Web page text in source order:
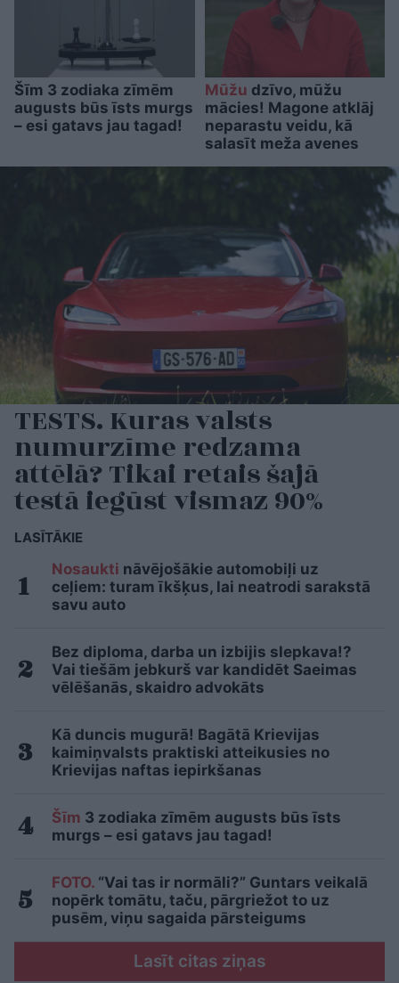
Šīm 3 zodiaka zīmēm
augusts būs īsts murgs
– esi gatavs jau tagad!
Mūžu dzīvo, mūžu
mācies! Magone atklāj
neparastu veidu, kā
salasīt meža avenes
TESTS. Kuras valsts
numurzīme redzama
attēlā? Tikai retais šajā
testā iegūst vismaz 90%
LASĪTĀKIE
Nosaukti nāvējošākie automobiļi uz
ceļiem: turam īkšķus, lai neatrodi sarakstā
savu auto
Bez diploma, darba un izbijis slepkava!?
Vai tiešām jebkurš var kandidēt Saeimas
vēlēšanās, skaidro advokāts
Kā duncis mugurā! Bagātā Krievijas
kaimiņvalsts praktiski atteikusies no
Krievijas naftas iepirkšanas
Šīm 3 zodiaka zīmēm augusts būs īsts
murgs – esi gatavs jau tagad!
FOTO. “Vai tas ir normāli?” Guntars veikalā
nopērk tomātu, taču, pārgriežot to uz
pusēm, viņu sagaida pārsteigums
Lasīt citas ziņas